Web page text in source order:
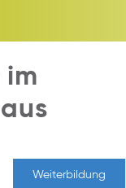
Weiterbildung